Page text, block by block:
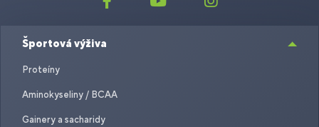
Športová výživa
Proteíny
Aminokyseliny / BCAA
Gainery a sacharidy